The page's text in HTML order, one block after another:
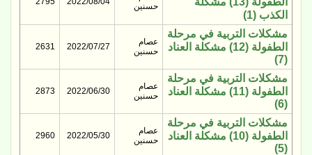
الكذب (1)
حسنين
مشكلات التربية في مرحلة
الطفولة (12) مشكلة العناد
(7)
عصام
حسنين
2022/07/27
2631
مشكلات التربية في مرحلة
الطفولة (11) مشكلة العناد
(6)
عصام
حسنين
2022/06/30
2873
مشكلات التربية في مرحلة
الطفولة (10) مشكلة العناد
(5)
عصام
حسنين
2022/05/30
2960